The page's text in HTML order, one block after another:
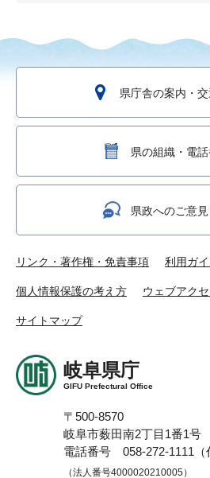
県庁舎の案内・
県の組織・電
県政へのご意
リンク・著作権・免責事項 利用ガイ
個人情報保護の考え方 ウェブアク
サイトマップ
岐阜県庁
GIFU Prefectural Office
〒500-8570
岐阜市薮田南2丁目1番1号
電話番号 058-272-1111（
（法人番号4000020210005）